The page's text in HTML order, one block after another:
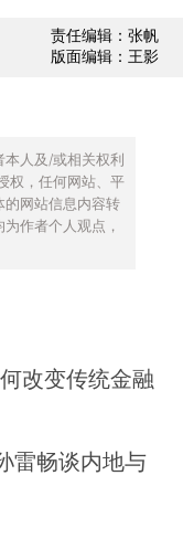
责任编辑：张帆
版面编辑：王影
人及/或相关权利
权，任何网站、平
网站信息内容转
作者个人观点，
改变传统金融
雷畅谈内地与